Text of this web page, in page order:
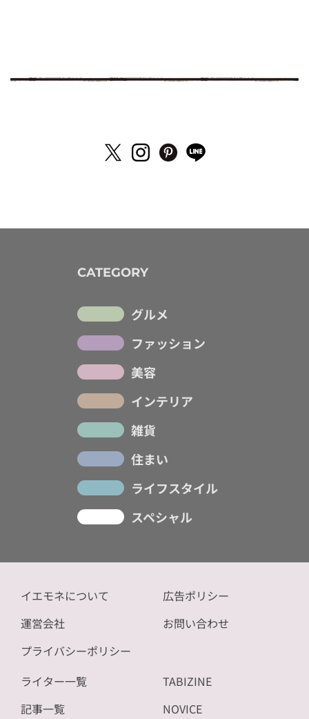
CATEGORY
グルメ
ファッション
美容
インテリア
雑貨
住まい
ライフスタイル
スペシャル
イエモネについて
運営会社
プライバシーポリシー
広告ポリシー
お問い合わせ
ライター一覧
記事一覧
TABIZINE
NOVICE